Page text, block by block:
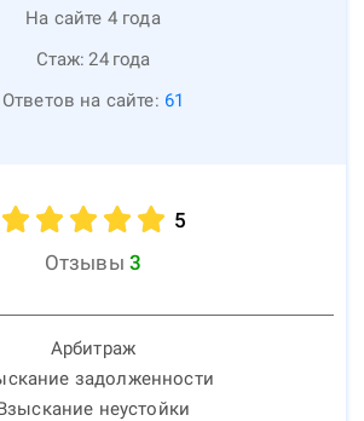
На сайте 4 года
Стаж: 24 года
Ответов на сайте: 61
5
Отзывы 3
Арбитраж
задолженности
неустойки